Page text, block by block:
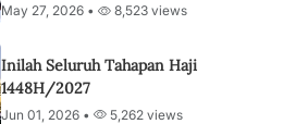
May 27, 2026 • 8,523 views
Inilah Seluruh Tahapan Haji
1448H/2027
Jun 01, 2026 • 5,262 views